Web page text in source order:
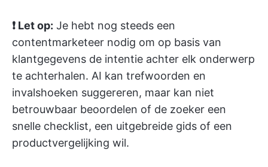
❗ Let op: Je hebt nog steeds een
contentmarketeer nodig om op basis van
klantgegevens de intentie achter elk onderwerp
te achterhalen. AI kan trefwoorden en
invalshoeken suggereren, maar kan niet
betrouwbaar beoordelen of de zoeker een
snelle checklist, een uitgebreide gids of een
productvergelijking wil.